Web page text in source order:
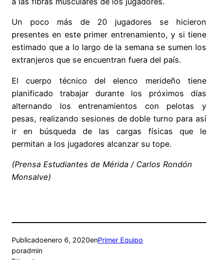
Un poco más de 20 jugadores se hicieron
presentes en este primer entrenamiento, y si tiene
estimado que a lo largo de la semana se sumen los
extranjeros que se encuentran fuera del país.
El cuerpo técnico del elenco merideño tiene
planificado trabajar durante los próximos días
alternando los entrenamientos con pelotas y
pesas, realizando sesiones de doble turno para así
ir en búsqueda de las cargas físicas que le
permitan a los jugadores alcanzar su tope.
(Prensa Estudiantes de Mérida / Carlos Rondón
Monsalve)
Publicadoenero 6, 2020enPrimer Equipo
poradmin